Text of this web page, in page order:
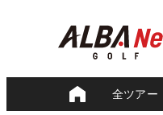
全ツアー